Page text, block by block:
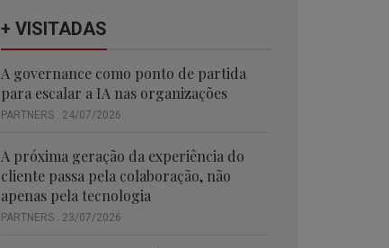
+ VISITADAS
A governance como ponto de partida
para escalar a IA nas organizações
PARTNERS . 24/07/2026
A próxima geração da experiência do
cliente passa pela colaboração, não
apenas pela tecnologia
PARTNERS . 23/07/2026